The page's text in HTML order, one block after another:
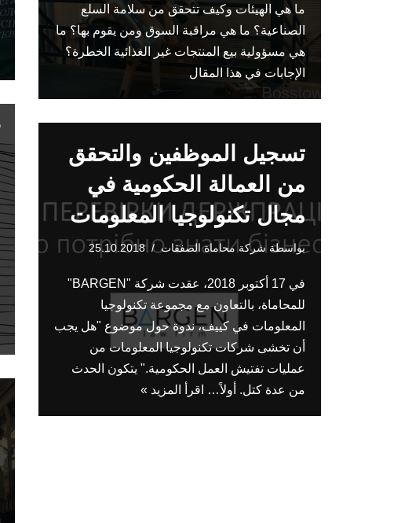
ما هي الهيئات وكيف تتحقق من سلامة السلع
الصناعية؟ ما هي مراقبة السوق ومن يقوم بها؟ ما
هي مسؤولية بيع المنتجات غير الغذائية الخطرة؟
الإجابات في هذا المقال
تسجيل الموظفين والتحقق
من العمالة الحكومية في
مجال تكنولوجيا المعلومات
بواسطة شركة محاماة الصفقات 25.10.2018
في 17 أكتوبر 2018، عقدت شركة "BARGEN"
للمحاماة، بالتعاون مع مجموعة تكنولوجيا
المعلومات في كييف، ندوة حول موضوع "هل يجب
أن تخشى شركات تكنولوجيا المعلومات من
عمليات تفتيش العمل الحكومية." يتكون الحدث
من عدة كتل. أولاً…
اقرأ المزيد »